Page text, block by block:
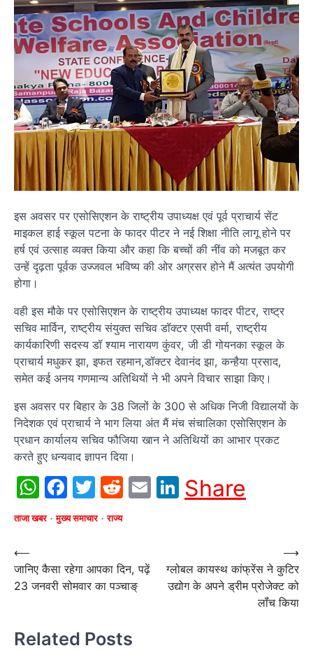
इस अवसर पर एसोसिएशन के राष्ट्रीय उपाध्यक्ष एवं पूर्व प्राचार्य सेंट
माइकल हाई स्कूल पटना के फादर पीटर ने नई शिक्षा नीति लागू होने पर
हर्ष एवं उत्साह व्यक्त किया और कहा कि बच्चों की नींव को मजबूत कर
उन्हें दृढ़ता पूर्वक उज्जवल भविष्य की ओर अग्रसर होने मैं अत्यंत उपयोगी
होगा।
वही इस मौके पर एसोसिएशन के राष्ट्रीय उपाध्यक्ष फादर पीटर, राष्ट्र
सचिव मार्विन, राष्ट्रीय संयुक्त सचिव डॉक्टर एसपी वर्मा, राष्ट्रीय
कार्यकारिणी सदस्य डॉ श्याम नारायण कुंवर, जी डी गोयनका स्कूल के
प्राचार्य मधुकर झा, इफत रहमान,डॉक्टर देवानंद झा, कन्हैया प्रसाद,
समेत कई अनय गणमान्य अतिथियों ने भी अपने विचार साझा किए।
इस अवसर पर बिहार के 38 जिलों के 300 से अधिक निजी विद्यालयों के
निदेशक एवं प्राचार्य ने भाग लिया अंत मैं मंच संचालिका एसोसिएशन के
प्रधान कार्यालय सचिव फौजिया खान ने अतिथियों का आभार प्रकट
करते हुए धन्यवाद ज्ञापन दिया।
WhatsApp
Facebook
Twitter
Reddit
EmailLinkedIn
Share
ताजा खबर मुख्य समाचार राज्य
Post
navigation
⟵
जानिए कैसा रहेगा आपका दिन, पढ़ें
23 जनवरी सोमवार का पञ्चाङ्
ग्लोबल कायस्थ कांफ्रेंस ने कुटिर
उद्योग के अपने ड्रीम प्रोजेक्ट को
लॉंच किया
⟶
Related Posts